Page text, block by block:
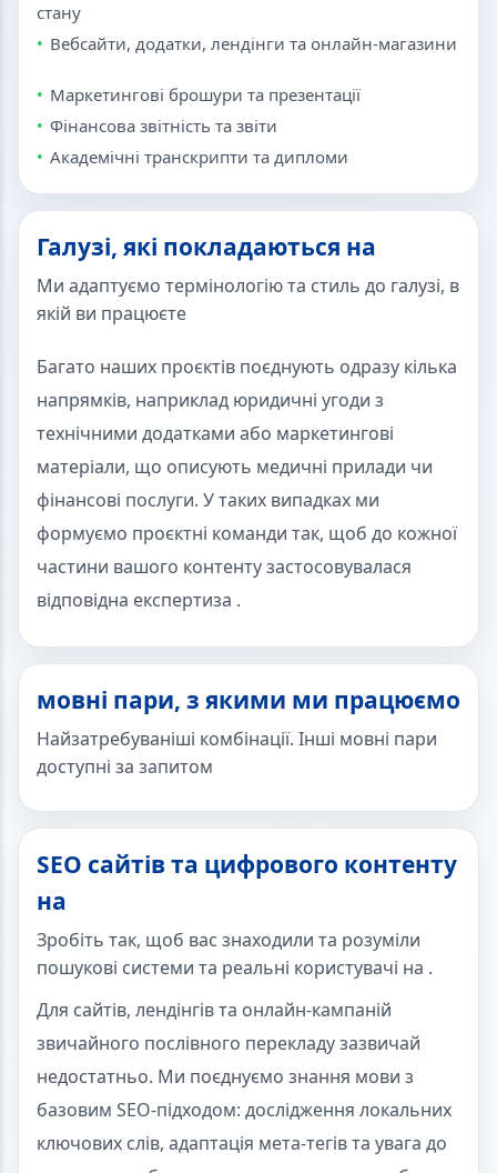
стану
Вебсайти, додатки, лендінги та онлайн-магазини
Маркетингові брошури та презентації
Фінансова звітність та звіти
Академічні транскрипти та дипломи
Галузі, які покладаються на
Ми адаптуємо термінологію та стиль до галузі, в
якій ви працюєте
Багато наших проєктів поєднують одразу кілька
напрямків, наприклад юридичні угоди з
технічними додатками або маркетингові
матеріали, що описують медичні прилади чи
фінансові послуги. У таких випадках ми
формуємо проєктні команди так, щоб до кожної
частини вашого контенту застосовувалася
відповідна експертиза .
мовні пари, з якими ми працюємо
Найзатребуваніші комбінації. Інші мовні пари
доступні за запитом
SEO сайтів та цифрового контенту
на
Зробіть так, щоб вас знаходили та розуміли
пошукові системи та реальні користувачі на .
Для сайтів, лендінгів та онлайн-кампаній
звичайного послівного перекладу зазвичай
недостатньо. Ми поєднуємо знання мови з
базовим SEO-підходом: дослідження локальних
ключових слів, адаптація мета-тегів та увага до